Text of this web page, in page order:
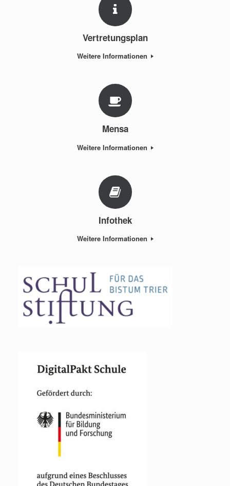
Vertretungsplan
Weitere Informationen
Mensa
Weitere Informationen
Infothek
Weitere Informationen